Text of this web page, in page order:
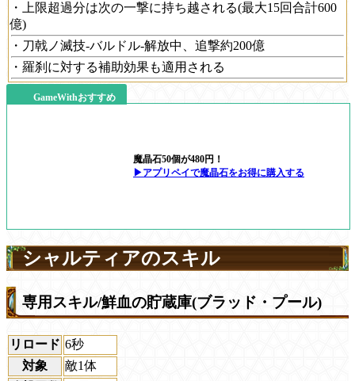
・上限超過分は次の一撃に持ち越される(最大15回合計600
億)
・刀戟ノ滅技-バルドル-解放中、追撃約200億
・羅刹に対する補助効果も適用される
GameWithおすすめ
魔晶石50個が480円！
▶アプリペイで魔晶石をお得に購入する
シャルティアのスキル
専用スキル/鮮血の貯蔵庫(ブラッド・プール)
リロード 6秒
対象
敵1体